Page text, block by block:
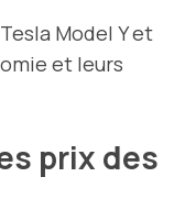
Model Y et
et leurs
prix des